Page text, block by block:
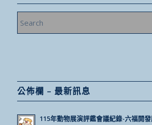
公佈欄 – 最新訊息
115年動物展演評鑑會議紀錄-六福開